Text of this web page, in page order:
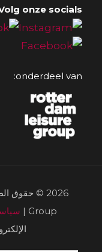
onze socials!
onderdeel van:
Group |